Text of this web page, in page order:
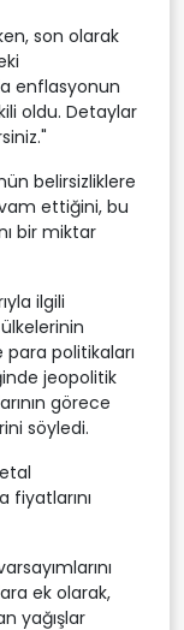
son olarak
enflasyonun
oldu. Detaylar
belirsizliklere
ettiğini, bu
bir miktar
ilgili
politikaları
jeopolitik
görece
söyledi.
fiyatlarını
ek olarak,
yağışlar